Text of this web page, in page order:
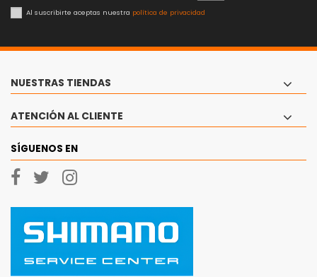
Al suscribirte aceptas nuestra política de privacidad
NUESTRAS TIENDAS
ATENCIÓN AL CLIENTE
SÍGUENOS EN